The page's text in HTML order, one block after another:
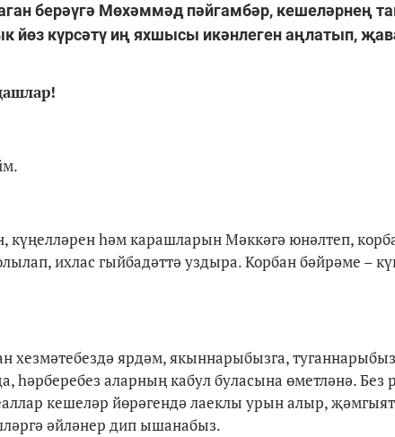
берәүгә Мөхәммәд пәйгамбәр, кешеләрнең
күрсәтү иң яхшысы икәнлеген аңлатып,
күңелләрен һәм карашларын Мәккәгә юнәлтеп,
ихлас гыйбадәттә уздыра. Корбан бәйрәме –
ярдәм, якыннарыбызга,
һәрберебез аларның кабул буласына өметләнә. Без
кешеләр йөрәгендә лаеклы урын алыр,
әйләнер дип ышанабыз.